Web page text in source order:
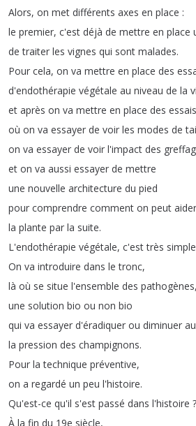
Alors, on met différents axes en place :
le premier, c'est déjà de mettre en place
de traiter les vignes qui sont malades.
Pour cela, on va mettre en place des
d'endothérapie végétale au niveau de la
et après on va mettre en place des essais
où on va essayer de voir les modes de
on va essayer de voir l'impact des
et on va aussi essayer de mettre
une nouvelle architecture du pied
pour comprendre comment on peut aider
la plante par la suite.
L'endothérapie végétale, c'est très simple
On va introduire dans le tronc,
là où se situe l'ensemble des pathogènes,
une solution bio ou non bio
qui va essayer d'éradiquer ou diminuer au
la pression des champignons.
Pour la technique préventive,
on a regardé un peu l'histoire.
Qu'est-ce qu'il s'est passé dans l'histoire ?
À la fin du 19e siècle,